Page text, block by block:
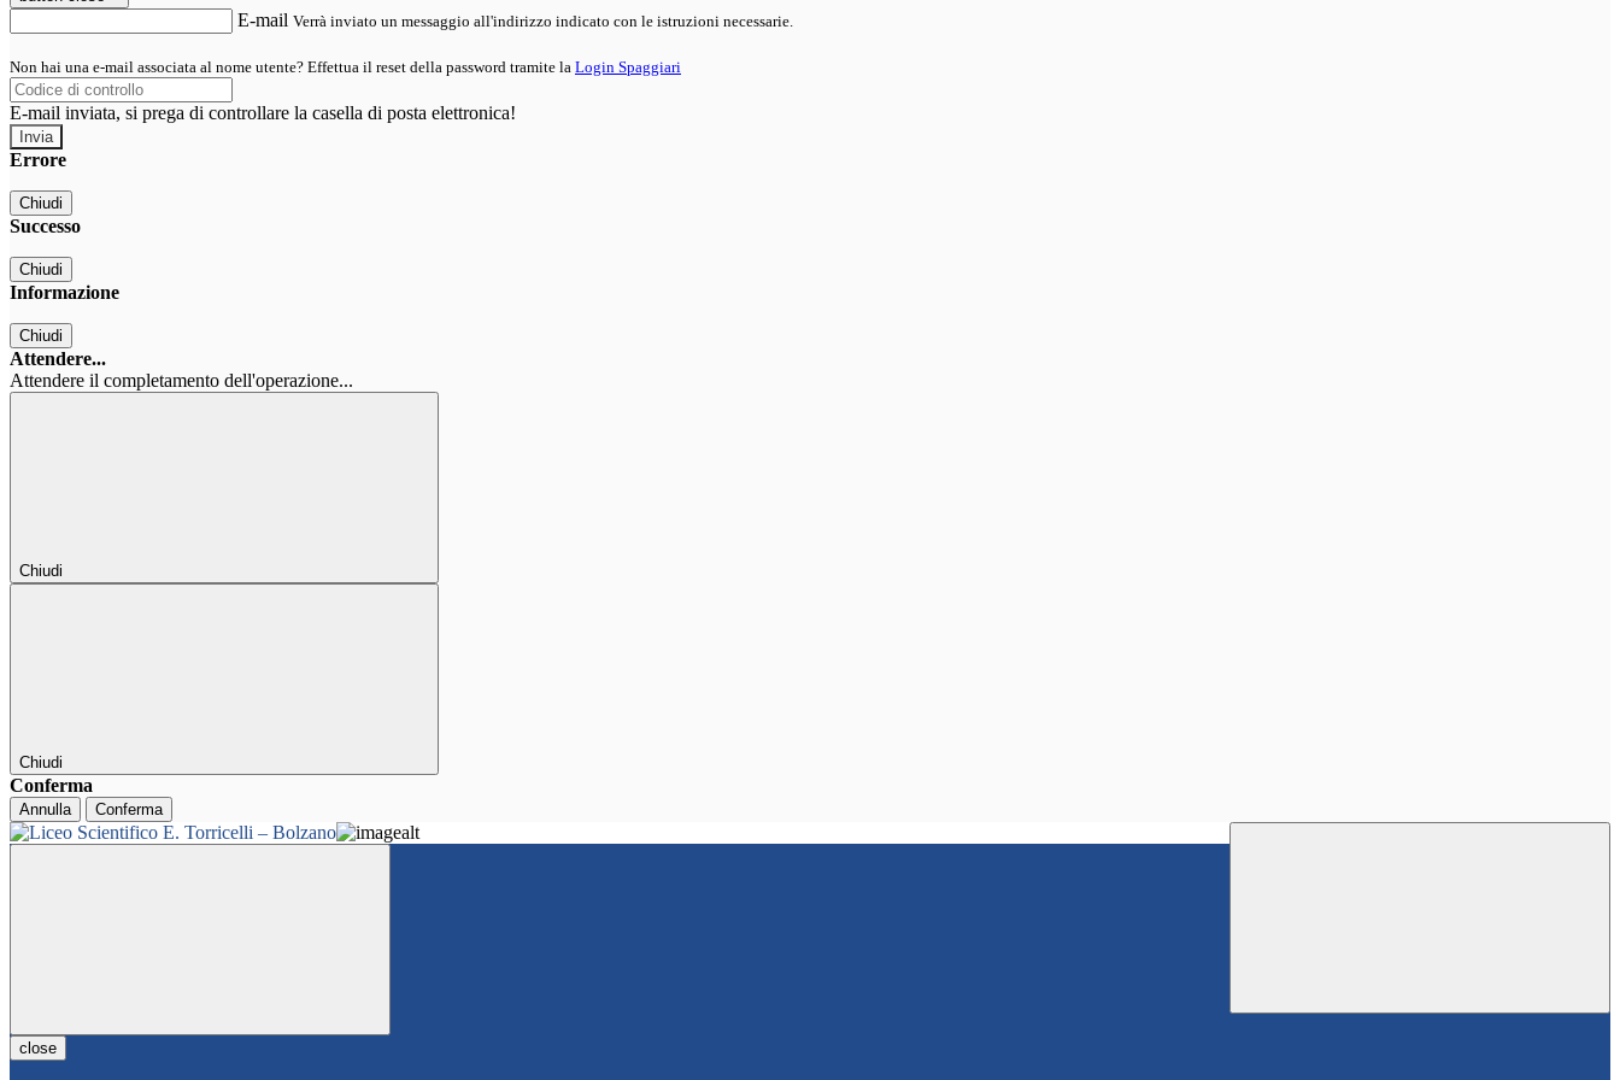
E-mail Verrà inviato un messaggio all'indirizzo indicato con le istruzioni necessarie.
Non hai una e-mail associata al nome utente? Effettua il reset della password tramite la Login Spaggiari
E-mail inviata, si prega di controllare la casella di posta elettronica!
Errore
Chiudi
Successo
Chiudi
Informazione
Chiudi
Attendere...
Attendere il completamento dell'operazione...
Chiudi
Chiudi
Conferma
Annulla Conferma
close